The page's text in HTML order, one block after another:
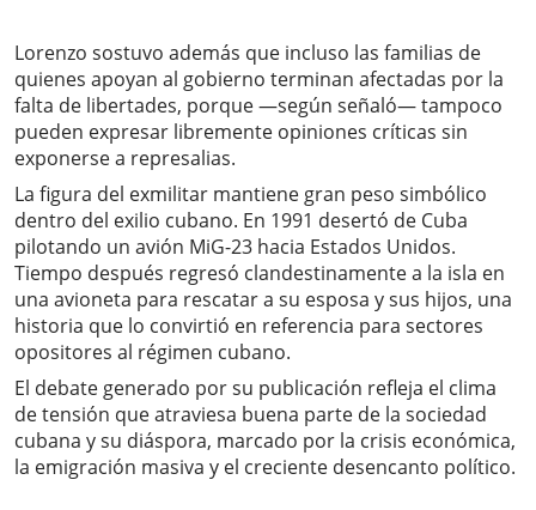
Lorenzo sostuvo además que incluso las familias de
quienes apoyan al gobierno terminan afectadas por la
falta de libertades, porque —según señaló— tampoco
pueden expresar libremente opiniones críticas sin
exponerse a represalias.
La figura del exmilitar mantiene gran peso simbólico
dentro del exilio cubano. En 1991 desertó de Cuba
pilotando un avión MiG-23 hacia Estados Unidos.
Tiempo después regresó clandestinamente a la isla en
una avioneta para rescatar a su esposa y sus hijos, una
historia que lo convirtió en referencia para sectores
opositores al régimen cubano.
El debate generado por su publicación refleja el clima
de tensión que atraviesa buena parte de la sociedad
cubana y su diáspora, marcado por la crisis económica,
la emigración masiva y el creciente desencanto político.